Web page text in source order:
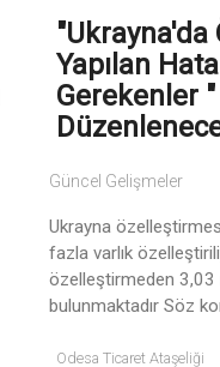
Yapılan
Gerekenler
Güncel Gelişmeler
Ukrayna
fazla varlık
özelleştirmeden 3,03
bulunmaktadır Söz
Odesa Ticaret Ataşeliği